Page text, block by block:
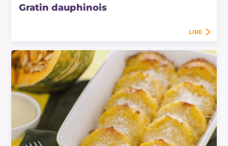
Gratin dauphinois
LIRE